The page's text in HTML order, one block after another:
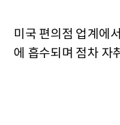
미국 편의점 업계에
에 흡수되며 점차 자